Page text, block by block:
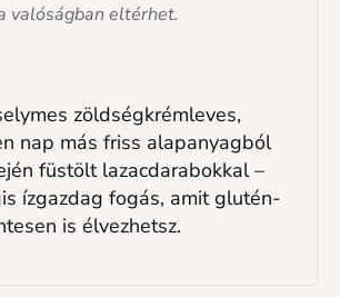
valóságban eltérhet.
zöldségkrémleves,
nap más friss alapanyagból
füstölt lazacdarabokkal –
ízgazdag fogás, amit glutén-
is élvezhetsz.